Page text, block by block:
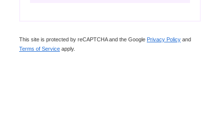
This site is protected by reCAPTCHA and the Google Privacy Policy and
Terms of Service apply.